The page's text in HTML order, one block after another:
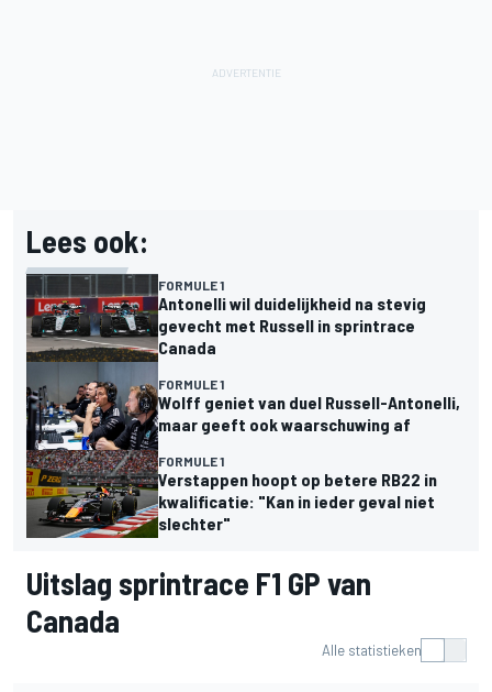
Lees ook:
FORMULE 1
Antonelli wil duidelijkheid na stevig
gevecht met Russell in sprintrace
Canada
FORMULE 1
Wolff geniet van duel Russell-Antonelli,
maar geeft ook waarschuwing af
FORMULE 1
Verstappen hoopt op betere RB22 in
kwalificatie: "Kan in ieder geval niet
slechter"
Uitslag sprintrace F1 GP van
Canada
Alle statistieken